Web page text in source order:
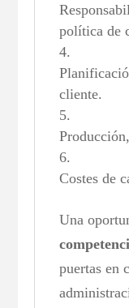
política de
cliente.
Costes de
Una
puertas en